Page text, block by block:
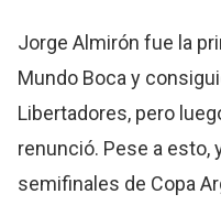
Jorge Almirón fue la
Mundo Boca y
Libertadores, pero
renunció. Pese a esto,
semifinales de Copa